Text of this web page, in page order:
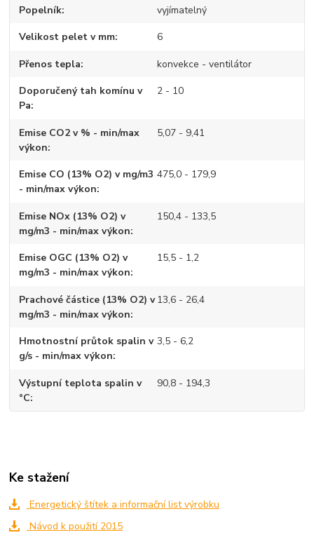
Popelník vyjímatelný
Velikost pelet v mm 6
Přenos tepla konvekce - ventilátor
Doporučený tah komínu v
Pa
2 - 10
Emise CO2 v % - min/max
výkon
5,07 - 9,41
Emise CO (13% O2) v mg/m3
- min/max výkon
475,0 - 179,9
Emise NOx (13% O2) v
mg/m3 - min/max výkon
150,4 - 133,5
Emise OGC (13% O2) v
mg/m3 - min/max výkon
15,5 - 1,2
Prachové částice (13% O2) v
mg/m3 - min/max výkon
13,6 - 26,4
Hmotnostní průtok spalin v
g/s - min/max výkon
3,5 - 6,2
Výstupní teplota spalin v
°C
90,8 - 194,3
Ke stažení
Energetický štítek a informační list výrobku
Návod k použití 2015